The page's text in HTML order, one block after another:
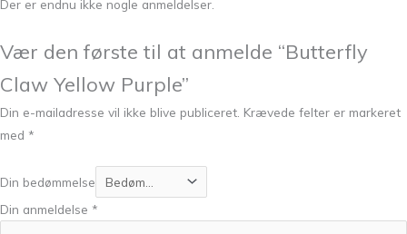
Der er endnu ikke nogle anmeldelser.
Vær den første til at anmelde “Butterfly
Claw Yellow Purple”
Din e-mailadresse vil ikke blive publiceret. Krævede felter er markeret
med *
Din bedømmelse
Din anmeldelse *